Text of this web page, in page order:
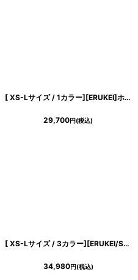
[ XS-Lサイズ / 1カラー][ERUKEI]ホワイト×ブラック・大理石・Aライン・ノースリーブ・ロングドレス・ワンピース[山崎みどり着用]《送料＆代引き手数料無料》 mywhbk
29,700円(税込)
[ XS-Lサイズ / 3カラー][ERUKEI/SETTAN]総レース・ノースリーブ・Vネック・ハイウエスト・タイト・マーメイド・ロングドレス[送料無料]
34,980円(税込)